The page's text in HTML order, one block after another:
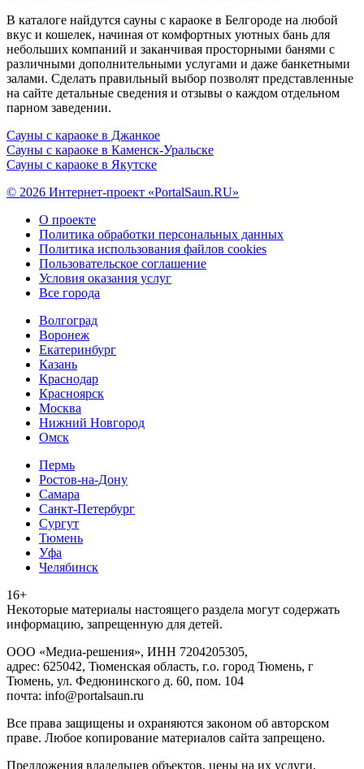
В каталоге найдутся сауны с караоке в Белгороде на любой
вкус и кошелек, начиная от комфортных уютных бань для
небольших компаний и заканчивая просторными банями с
различными дополнительными услугами и даже банкетными
залами. Сделать правильный выбор позволят представленные
на сайте детальные сведения и отзывы о каждом отдельном
парном заведении.
Сауны с караоке в Джанкое
Сауны с караоке в Каменск-Уральске
Сауны с караоке в Якутске
© 2026 Интернет-проект «PortalSaun.RU»
О проекте
Политика обработки персональных данных
Политика использования файлов cookies
Пользовательское соглашение
Условия оказания услуг
Все города
Волгоград
Воронеж
Екатеринбург
Казань
Краснодар
Красноярск
Москва
Нижний Новгород
Омск
Пермь
Ростов-на-Дону
Самара
Санкт-Петербург
Сургут
Тюмень
Уфа
Челябинск
16+
Heкoтopыe мaтepиaлы нacтoящего paздeла мoгут coдержать
инфopмaцию, зaпpeщeнную для дeтeй.
ООО «Медиа-решения», ИНН 7204205305,
адрес: 625042, Тюменская область, г.о. город Тюмень, г
Тюмень, ул. Федюнинского д. 60, пом. 104
почта: info@portalsaun.ru
Вce прaвa зaщищeны и oxpaняютcя зaкoнoм oб aвтopcкoм
прaве. Любoe кoпиpoвaниe мaтepиaлов caйтa зaпpeщeнo.
Предложения владельцев объектов, цены на их услуги,